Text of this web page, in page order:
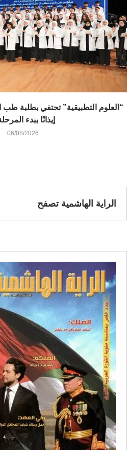
“العلوم التطبيقية” تحتفي بطلبة
إيذانًا ببدء
06/08/2026
الراية الهاشمية تصفح